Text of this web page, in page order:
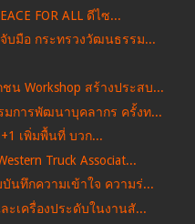
FOR ALL ดีไซ...
บมือ กระทรวงวัฒนธรรม...
น Workshop สร้างประสบ...
การพัฒนาบุคลากร ครั้งท...
เพิ่มพื้นที่ บวก...
Truck Associat...
นทึกความเข้าใจ ความร่...
เครื่องประดับในงานสั...